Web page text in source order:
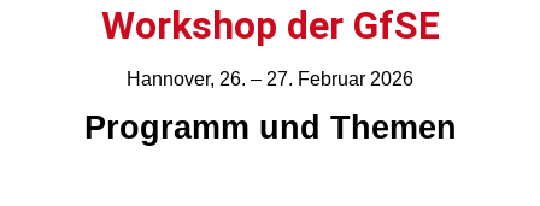
Workshop der GfSE
Hannover, 26. – 27. Februar 2026
Programm und Themen